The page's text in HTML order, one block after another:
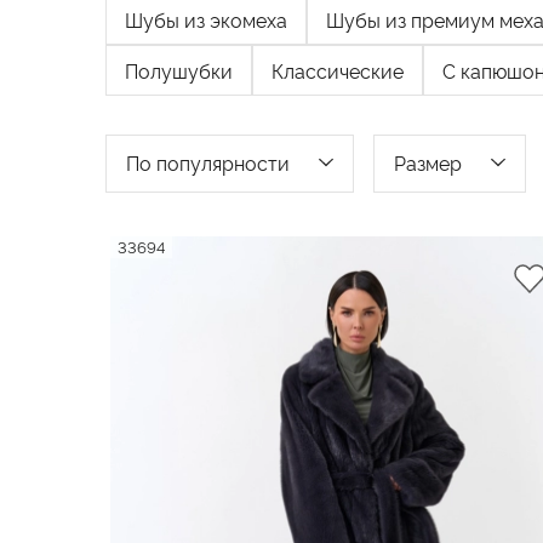
Шубы из экомеха
Шубы из премиум меха
Полушубки
Классические C
По популярности Размер
50
52
54
33694